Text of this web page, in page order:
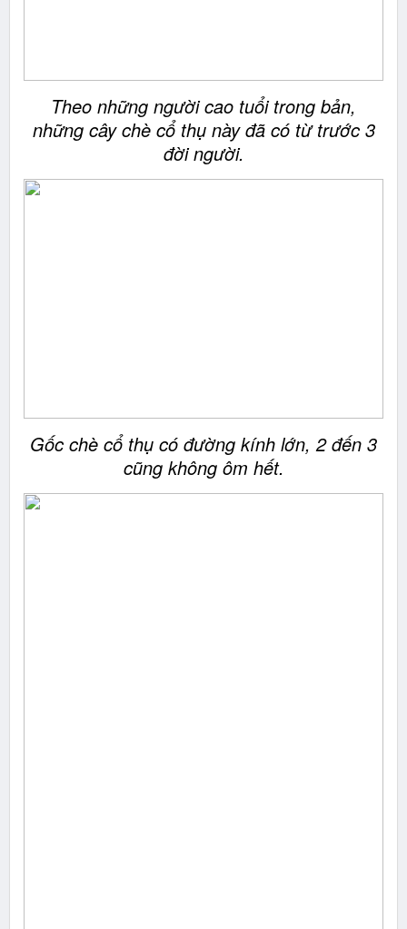
Theo những người cao tuổi trong bản,
những cây chè cổ thụ này đã có từ trước 3
đời người.
Gốc chè cổ thụ có đường kính lớn, 2 đến 3
cũng không ôm hết.